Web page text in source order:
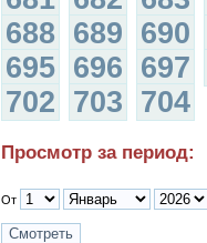
688 689 690
695 696 697
702 703 704
Просмотр за период:
От